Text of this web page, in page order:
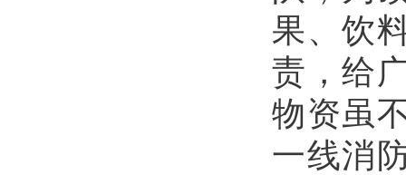
果、饮
责，给
物资虽
一线消